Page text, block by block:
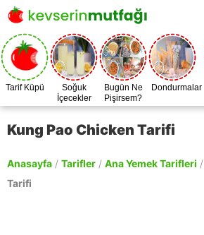
Tarif Küpü
Soğuk
İçecekler
Bugün Ne
Pişirsem?
Dondurmalar
Kung Pao Chicken Tarifi
Anasayfa / Tarifler / Ana Yemek Tarifleri /
Tarifi